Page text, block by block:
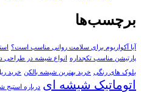
برچسب‌ها
آیا آکواریوم برای سلامت روانی مناسب است؟
پارتیشن مناسب تکجداره
انواع شیشه در طراحی
بلوک های رنگی خريد بهترين شيشه بالکن خرید
اتوماتیک شیشه ای درباره استیج